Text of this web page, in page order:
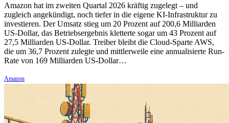
Amazon hat im zweiten Quartal 2026 kräftig zugelegt – und
zugleich angekündigt, noch tiefer in die eigene KI-Infrastruktur zu
investieren. Der Umsatz stieg um 20 Prozent auf 200,6 Milliarden
US-Dollar, das Betriebsergebnis kletterte sogar um 43 Prozent auf
27,5 Milliarden US-Dollar. Treiber bleibt die Cloud-Sparte AWS,
die um 36,7 Prozent zulegte und mittlerweile eine annualisierte Run-
Rate von 169 Milliarden US-Dollar…
Amazon